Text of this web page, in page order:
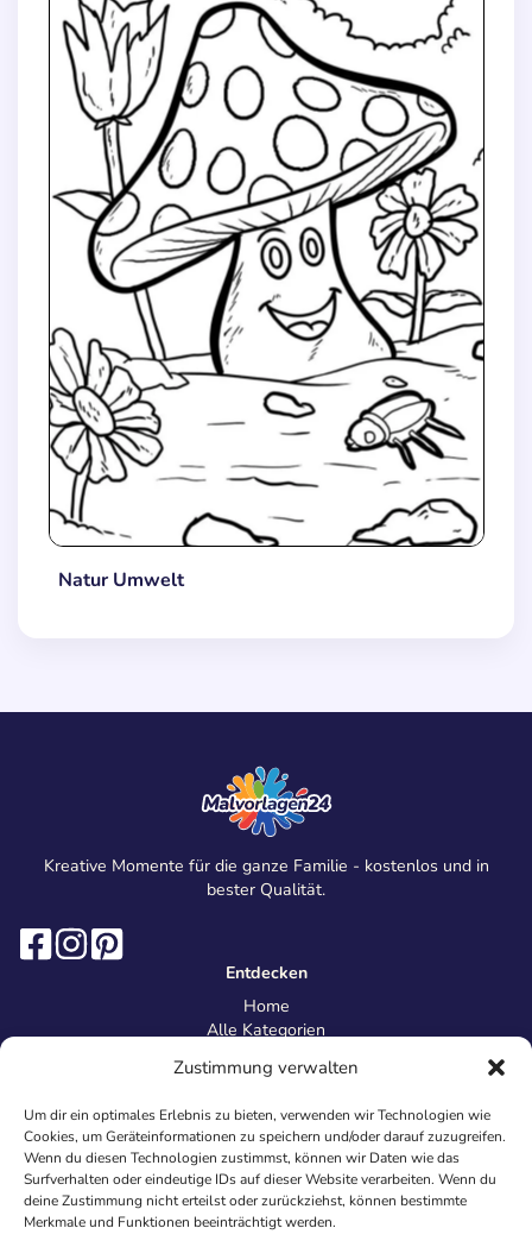
Zustimmung verwalten
Um dir ein optimales Erlebnis zu bieten, verwenden wir Technologien wie
Cookies, um Geräteinformationen zu speichern und/oder darauf zuzugreifen.
Wenn du diesen Technologien zustimmst, können wir Daten wie das
Surfverhalten oder eindeutige IDs auf dieser Website verarbeiten. Wenn du
deine Zustimmung nicht erteilst oder zurückziehst, können bestimmte
Merkmale und Funktionen beeinträchtigt werden.
Natur Umwelt
Kreative Momente für die ganze Familie - kostenlos und in
bester Qualität.
Entdecken
Home
Alle Kategorien
Information
Über uns
Kontakt
Inhaltsrichtlinien
Recht & Datenschutz
Impressum